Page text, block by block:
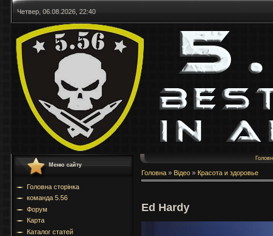
Четвер, 06.08.2026, 22:40
Меню сайту
Головна сторінка
команда 5.56
Форум
Карта
Каталог статей
Головна » Відео » Красота и здоровье
Ed Hardy